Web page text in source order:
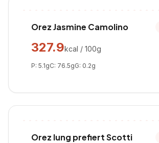
Orez Jasmine Camolino
327.9kcal / 100g
P: 5.1gC: 76.5gG: 0.2g
Orez lung prefiert Scotti